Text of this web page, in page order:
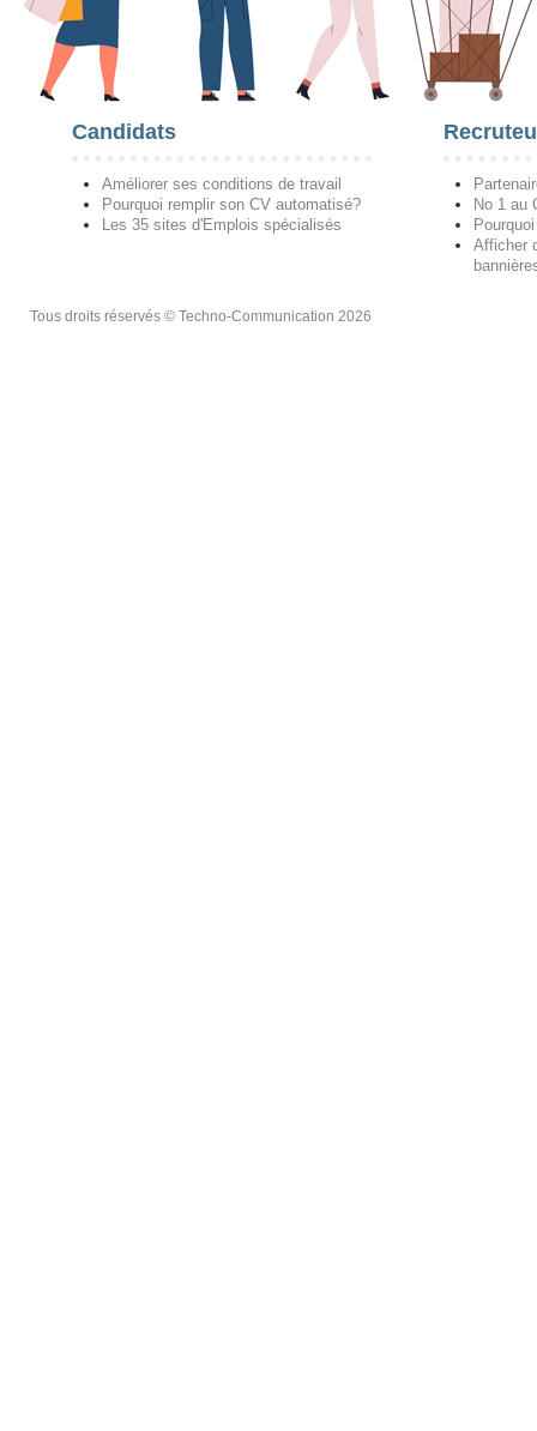
Candidats
Améliorer ses conditions de travail
Pourquoi remplir son CV automatisé?
Les 35 sites d'Emplois spécialisés
No 1 au
Afficher
Tous droits réservés © Techno-Communication 2026